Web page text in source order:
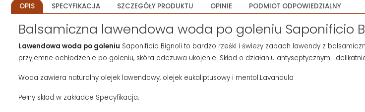
OPIS SPECYFIKACJA SZCZEGÓŁY PRODUKTU OPINIE PODMIOT ODPOWIEDZIALNY
Balsamiczna lawendowa woda po goleniu Saponificio
Lawendowa woda po goleniu Saponificio Bignoli to bardzo rześki i świeży zapach lawendy z
przyjemne ochłodzenie po goleniu, skóra odczuwa ukojenie. Skład o działaniu antyseptycznym i
Woda zawiera naturalny olejek lawendowy, olejek eukaliptusowy i mentol.Lavandula
Pełny skład w zakładce Specyfikacja.